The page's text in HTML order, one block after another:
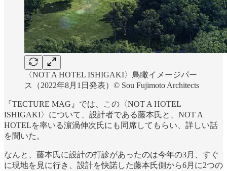
〈NOT A HOTEL ISHIGAKI〉鳥瞰イメージパー
ス（2022年8月1日発表）©︎ Sou Fujimoto Architects
『TECTURE MAG』では、この〈NOT A HOTEL
ISHIGAKI〉について、設計者である藤本氏と、NOT A
HOTELを率いる濵渦伸次氏にも同席してもらい、詳しい話
を聞いた。
なんと、藤本氏に設計の打診があったのは今年の3月、すぐ
に現地を見に行き、設計を快諾した藤本氏側から6月に2つの